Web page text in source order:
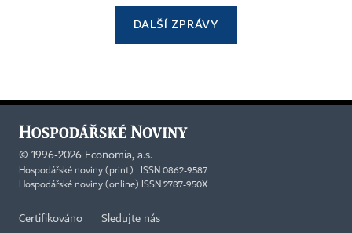
DALŠÍ ZPRÁVY
© 1996-2026 Economia, a.s.
Hospodářské noviny (print) ISSN 0862-9587
Hospodářské noviny (online) ISSN 2787-950X
Certifikováno Sledujte nás